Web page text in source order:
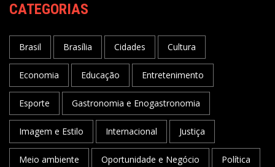
CATEGORIAS
Brasil Brasília Cidades Cultura
Economia Educação Entretenimento
Esporte Gastronomia e Enogastronomia
Imagem e Estilo Internacional Justiça
Meio ambiente Oportunidade e Negócio Política